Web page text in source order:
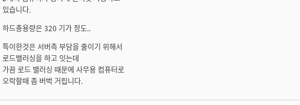
있습니다.
하드총용량은 320 기가 정도..
특이한것은 서버측 부담을 줄이기 위해서
로드밸러싱을 하고 잇는데
가끔 로드 밸러싱 때문에 사무용 컴퓨터로
오락할때 좀 버벅 거립니다.